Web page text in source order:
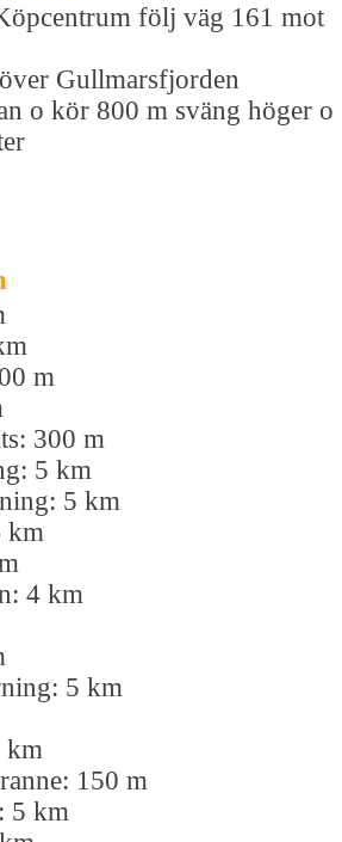
följ väg 161 mot
Gullmarsfjorden
o kör 800 m sväng höger o
m
300 m
5 km
5 km
km
4 km
5 km
150 m
5 km